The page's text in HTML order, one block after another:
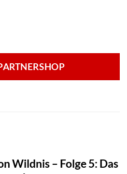
Wildnis – Folge 5: Das